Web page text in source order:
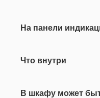
На панели
Что внутри
В шкафу может